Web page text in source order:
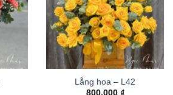
Lẵng hoa – L42
800.000 ₫